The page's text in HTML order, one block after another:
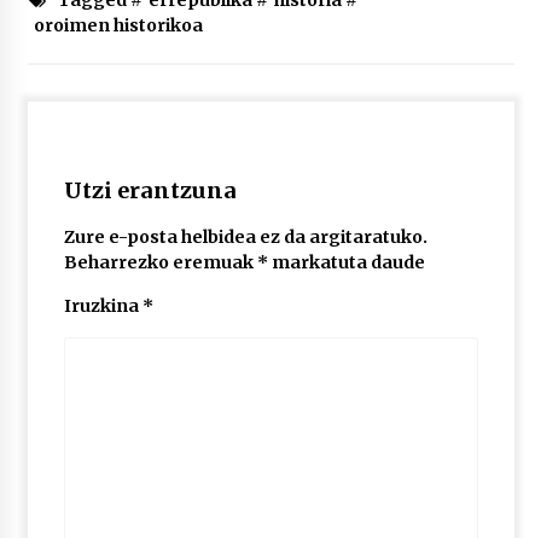
2026/07/03
oroimen historikoa
Utzi erantzuna
Zure e-posta helbidea ez da argitaratuko.
Beharrezko eremuak * markatuta daude
Iruzkina *